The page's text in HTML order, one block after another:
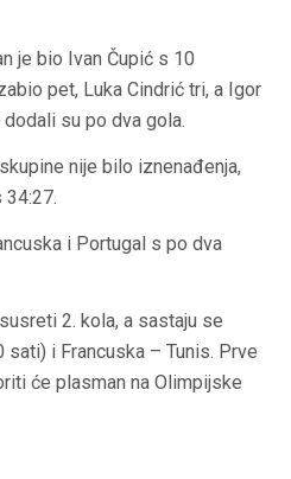
je bio Ivan Čupić s 10
pet, Luka Cindrić tri, a Igor
dodali su po dva gola.
nije bilo iznenađenja,
34:27.
i Portugal s po dva
2. kola, a sastaju se
sati) i Francuska – Tunis. Prve
će plasman na Olimpijske